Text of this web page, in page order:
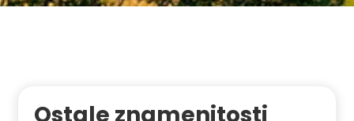
Ostale znamenitosti